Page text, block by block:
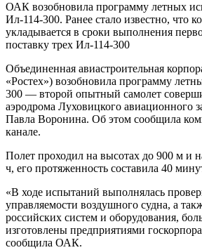
ОАК возобновила программу летных
Ил-114-300. Ранее стало известно, что
укладывается в сроки выполнения
поставку трех Ил-114-300
Объединенная авиастроительная
«Ростех») возобновила программу
300 — второй опытный самолет
аэродрома Луховицкого авиационного
Павла Воронина. Об этом сообщила
канале.
Полет проходил на высотах до 900 м и
ч, его протяженность составила 40
«В ходе испытаний выполнялась
управляемости воздушного судна, а
российских систем и оборудования,
изготовлены предприятиями
сообщила ОАК.